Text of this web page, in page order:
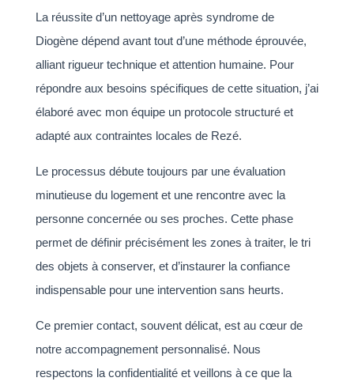
La réussite d’un nettoyage après syndrome de
Diogène dépend avant tout d’une méthode éprouvée,
alliant rigueur technique et attention humaine. Pour
répondre aux besoins spécifiques de cette situation, j’ai
élaboré avec mon équipe un protocole structuré et
adapté aux contraintes locales de Rezé.
Le processus débute toujours par une évaluation
minutieuse du logement et une rencontre avec la
personne concernée ou ses proches. Cette phase
permet de définir précisément les zones à traiter, le tri
des objets à conserver, et d’instaurer la confiance
indispensable pour une intervention sans heurts.
Ce premier contact, souvent délicat, est au cœur de
notre accompagnement personnalisé. Nous
respectons la confidentialité et veillons à ce que la